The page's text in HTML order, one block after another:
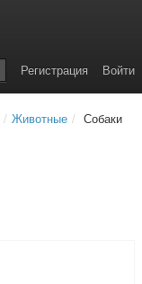
Войти
Регистрация
/ Животные / Собаки